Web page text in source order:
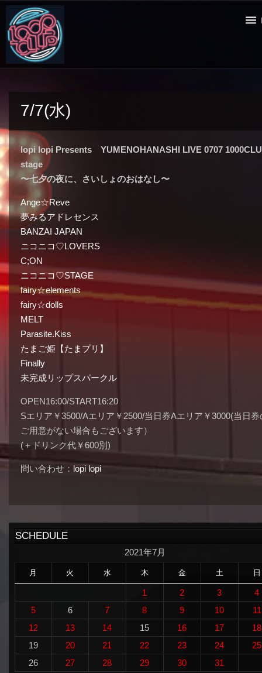
7/7(水)
lopi lopi Presents YUMENOHANASHI LIVE 0707
stage
〜七夕の夜に、さいしょのおはなし〜
Ange☆Reve
夢みるアドレセンス
BANZAI JAPAN
ニコニコ♡LOVERS
C;ON
ニコニコ♡STAGE
fairy☆elements
fairy☆dolls
MELT
Parasite.Kiss
たまご姫【たまプリ】
Finally
未完成リップスパークル
OPEN16:00/START16:20
Sエリア￥3500/Aエリア￥2500/当日券Aエリア￥3000(当日券
ご用意がない場合もございます）
(＋ドリンク代￥600別)
問い合わせ： lopi lopi
SCHEDULE
2021年7月
月 火 水 木 金 土 日
1 2 3
4
5
6 7 8 9 10
11
12
13 14 15 16 17
18
19
20 21 22 23 24
25
26
27 28 29 30
31